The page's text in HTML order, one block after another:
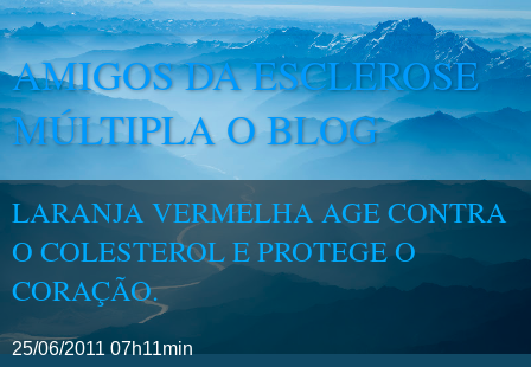
AMIGOS DA ESCLEROSE
MÚLTIPLA O BLOG
LARANJA VERMELHA AGE CONTRA
O COLESTEROL E PROTEGE O
CORAÇÃO.
25/06/2011 07h11min